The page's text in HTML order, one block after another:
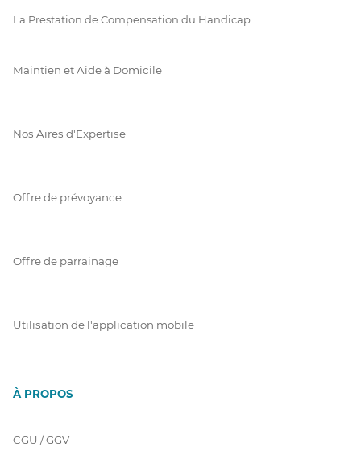
La Prestation de Compensation du Handicap
Maintien et Aide à Domicile
Nos Aires d'Expertise
Offre de prévoyance
Offre de parrainage
Utilisation de l'application mobile
À PROPOS
CGU / GGV